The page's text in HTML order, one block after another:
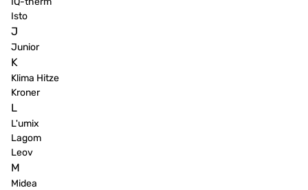
Isto
J
Junior
K
Klima Hitze
Kroner
L
L'umix
Lagom
Leov
M
Midea